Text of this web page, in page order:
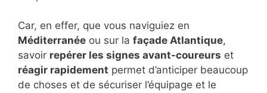
Car, en effer, que vous naviguiez en
Méditerranée ou sur la façade Atlantique,
savoir repérer les signes avant-coureurs et
réagir rapidement permet d’anticiper beaucoup
de choses et de sécuriser l’équipage et le